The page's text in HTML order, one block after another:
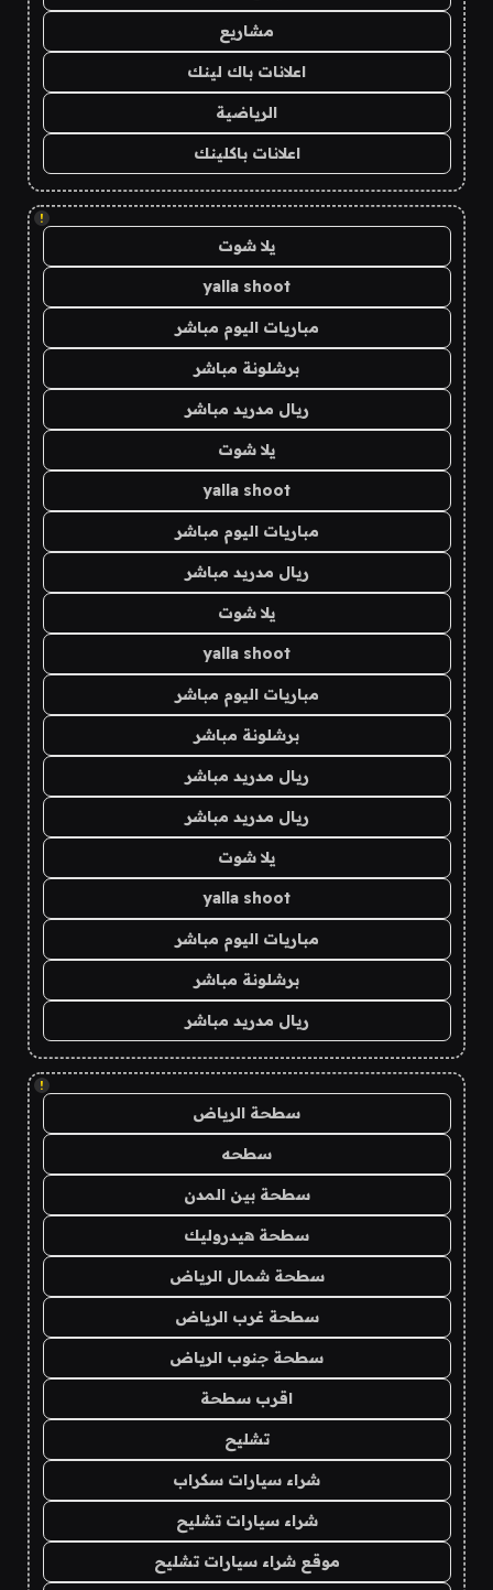
مشاريع
اعلانات باك لينك
الرياضية
اعلانات باكلينك
!
يلا شوت
yalla shoot
مباريات اليوم مباشر
برشلونة مباشر
ريال مدريد مباشر
يلا شوت
yalla shoot
مباريات اليوم مباشر
ريال مدريد مباشر
يلا شوت
yalla shoot
مباريات اليوم مباشر
برشلونة مباشر
ريال مدريد مباشر
ريال مدريد مباشر
يلا شوت
yalla shoot
مباريات اليوم مباشر
برشلونة مباشر
ريال مدريد مباشر
!
سطحة الرياض
سطحه
سطحة بين المدن
سطحة هيدروليك
سطحة شمال الرياض
سطحة غرب الرياض
سطحة جنوب الرياض
اقرب سطحة
تشليح
شراء سيارات سكراب
شراء سيارات تشليح
موقع شراء سيارات تشليح